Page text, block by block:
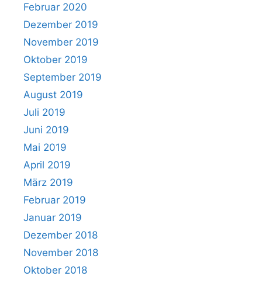
Februar 2020
Dezember 2019
November 2019
Oktober 2019
September 2019
August 2019
Juli 2019
Juni 2019
Mai 2019
April 2019
März 2019
Februar 2019
Januar 2019
Dezember 2018
November 2018
Oktober 2018